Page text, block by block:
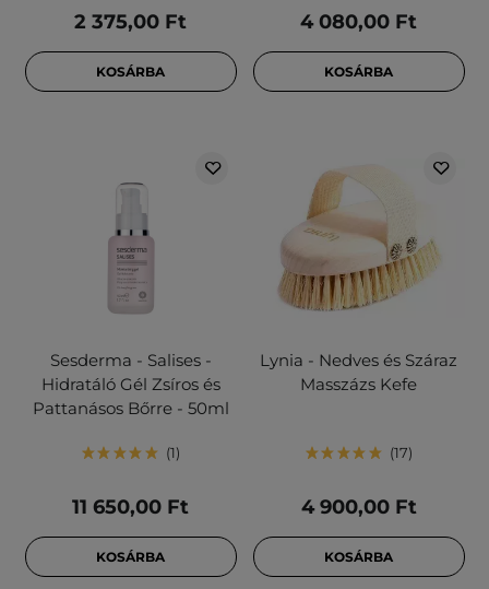
2 375,00 Ft
KOSÁRBA
4 080,00 Ft
KOSÁRBA
Sesderma - Salises -
Hidratáló Gél Zsíros és
Pattanásos Bőrre - 50ml
1
11 650,00 Ft
KOSÁRBA
Lynia - Nedves és Száraz
Masszázs Kefe
17
4 900,00 Ft
KOSÁRBA